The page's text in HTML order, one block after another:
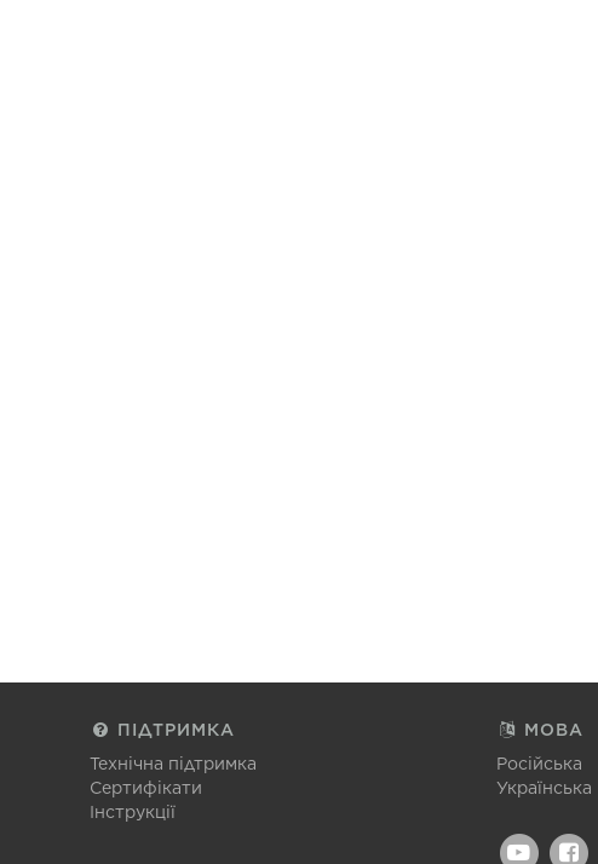
ПІДТРИМКА
Технічна підтримка
Сертифікати
Інструкції
МОВА
Російська
Українська